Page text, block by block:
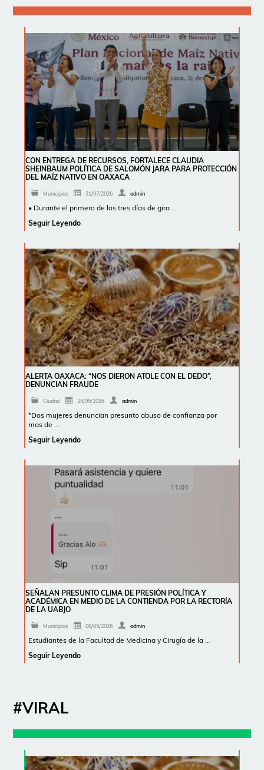
CON ENTREGA DE RECURSOS, FORTALECE CLAUDIA
SHEINBAUM POLÍTICA DE SALOMÓN JARA PARA PROTECCIÓN
DEL MAÍZ NATIVO EN OAXACA
Municipios 31/07/2026 admin
• Durante el primero de los tres días de gira …
Seguir Leyendo
ALERTA OAXACA: “NOS DIERON ATOLE CON EL DEDO”,
DENUNCIAN FRAUDE
Ciudad 25/05/2026 admin
*Dos mujeres denuncian presunto abuso de confianza por
mas de …
Seguir Leyendo
SEÑALAN PRESUNTO CLIMA DE PRESIÓN POLÍTICA Y
ACADÉMICA EN MEDIO DE LA CONTIENDA POR LA RECTORÍA
DE LA UABJO
Municipios 08/05/2026 admin
Estudiantes de la Facultad de Medicina y Cirugía de la …
Seguir Leyendo
#VIRAL